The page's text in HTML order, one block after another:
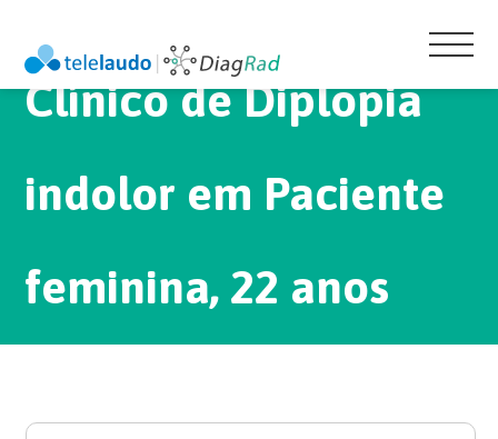
Clínico de Diplopia
indolor em Paciente
feminina, 22 anos